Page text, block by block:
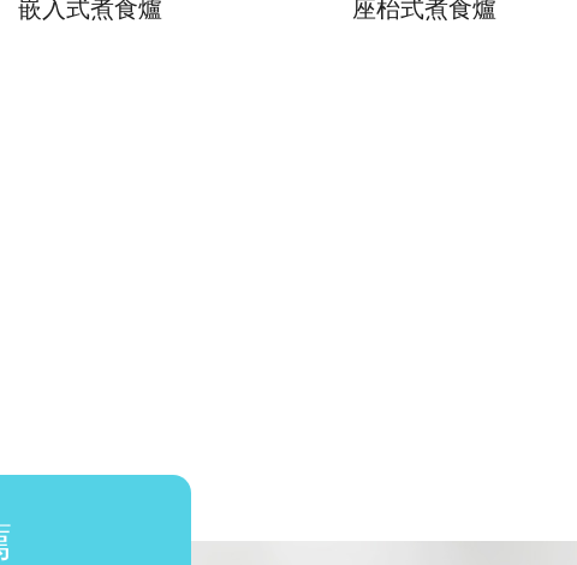
嵌入式煮食爐 座枱式煮食爐